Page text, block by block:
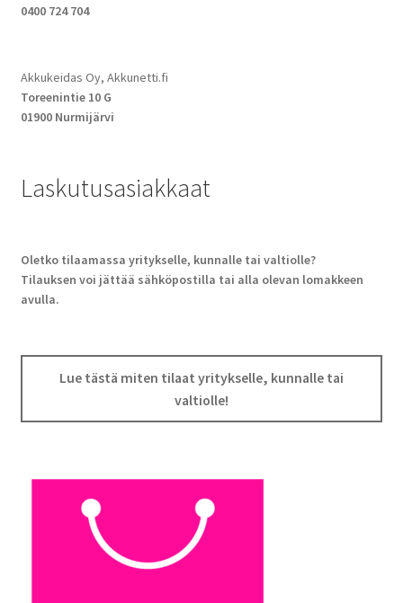
0400 724 704
Akkukeidas Oy, Akkunetti.fi
Toreenintie 10 G
01900 Nurmijärvi
Laskutusasiakkaat
Oletko tilaamassa yritykselle, kunnalle tai valtiolle?
Tilauksen voi jättää sähköpostilla tai alla olevan lomakkeen
avulla.
Lue tästä miten tilaat yritykselle, kunnalle tai
valtiolle!